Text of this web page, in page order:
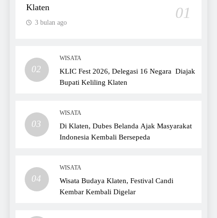
Klaten
01
3 bulan ago
02
WISATA
KLIC Fest 2026, Delegasi 16 Negara Diajak
Bupati Keliling Klaten
03
WISATA
Di Klaten, Dubes Belanda Ajak Masyarakat
Indonesia Kembali Bersepeda
04
WISATA
Wisata Budaya Klaten, Festival Candi
Kembar Kembali Digelar